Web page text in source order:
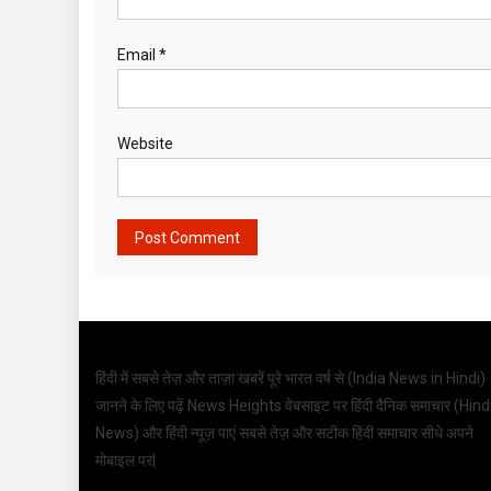
Email *
Website
हिंदी में सबसे तेज़ और ताज़ा खबरें पूरे भारत वर्ष से (India News in Hindi)
जानने के लिए पढ़ें News Heights वेबसाइट पर हिंदी दैनिक समाचार (
News) और हिंदी न्यूज़ पाएं सबसे तेज़ और सटीक हिंदी समाचार सीधे अपने
मोबाइल पर|